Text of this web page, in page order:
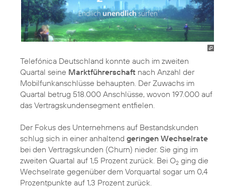
Telefónica Deutschland konnte auch im zweiten
Quartal seine Marktführerschaft nach Anzahl der
Mobilfunkanschlüsse behaupten. Der Zuwachs im
Quartal betrug 518.000 Anschlüsse, wovon 197.000 auf
das Vertragskundensegment entfielen.
Der Fokus des Unternehmens auf Bestandskunden
schlug sich in einer anhaltend geringen Wechselrate
bei den Vertragskunden (Churn) nieder. Sie ging im
zweiten Quartal auf 1,5 Prozent zurück. Bei O2 ging die
Wechselrate gegenüber dem Vorquartal sogar um 0,4
Prozentpunkte auf 1,3 Prozent zurück.